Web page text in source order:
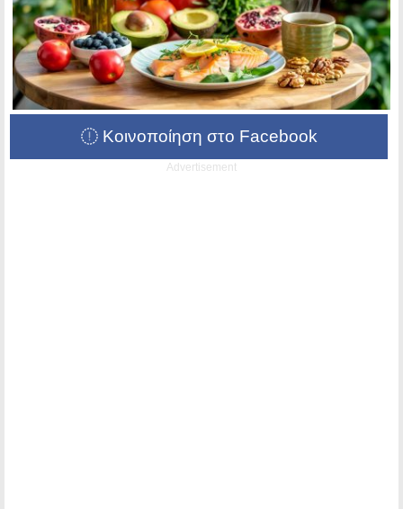
Κοινοποίηση στο Facebook
Advertisement